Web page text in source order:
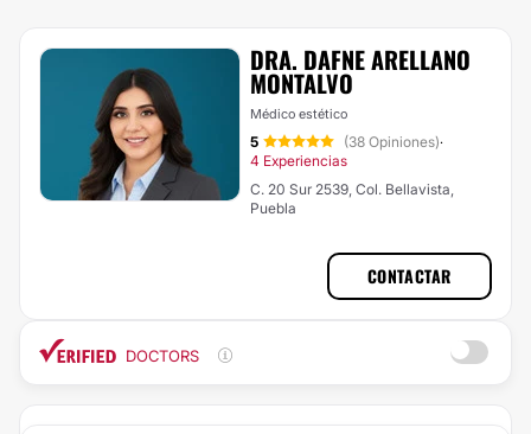
DRA. DAFNE ARELLANO
MONTALVO
Médico estético
5 (38 Opiniones)·
4 Experiencias
C. 20 Sur 2539, Col. Bellavista,
Puebla
CONTACTAR
DOCTORS